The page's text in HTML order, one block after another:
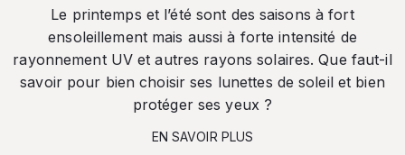
Le printemps et l’été sont des saisons à fort
ensoleillement mais aussi à forte intensité de
rayonnement UV et autres rayons solaires. Que faut-il
savoir pour bien choisir ses lunettes de soleil et bien
protéger ses yeux ?
EN SAVOIR PLUS